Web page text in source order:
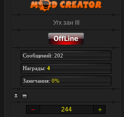
Угх зан III
Сообщений: 202
Награды: 4
Замечания: 0%
244